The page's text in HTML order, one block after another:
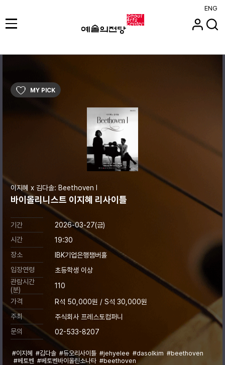
ENG
MY PICK
이지혜 x 김다솔: Beethoven I
바이올리니스트 이지혜 리사이틀
기간
2026-03-27(금)
시간
19:30
장소
IBK기업은행챔버홀
입장연령
초등학생 이상
관람시간
(분)
110
가격
R석 50,000원 / S석 30,000원
주최
주식회사 프레스토컴퍼니
문의
02-533-8207
#이지혜 #김다솔 #듀오리사이틀 #jehyelee #dasolkim #beethoven
#베토벤 #베토벤바이올린소나타 #beethoven